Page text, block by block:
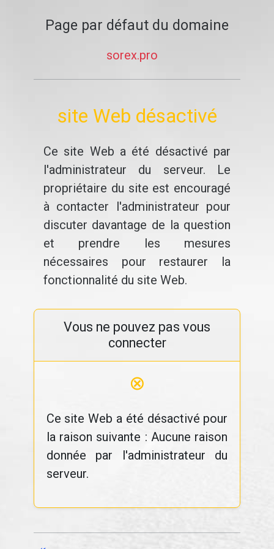
Page par défaut du domaine
sorex.pro
site Web désactivé
Ce site Web a été désactivé par
l'administrateur du serveur. Le
propriétaire du site est encouragé
à contacter l'administrateur pour
discuter davantage de la question
et prendre les mesures
nécessaires pour restaurer la
fonctionnalité du site Web.
Vous ne pouvez pas vous
connecter
⊗
Ce site Web a été désactivé pour
la raison suivante : Aucune raison
donnée par l'administrateur du
serveur.